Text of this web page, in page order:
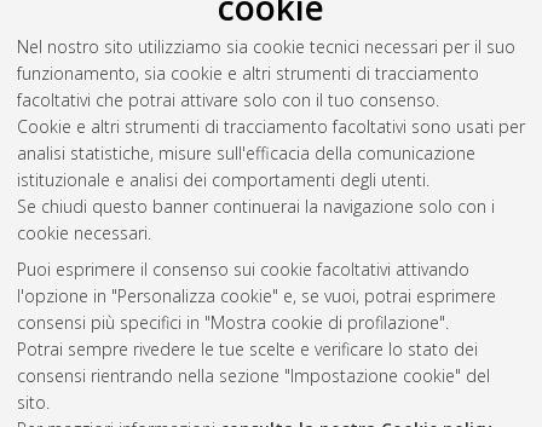
Nel nostro sito utilizziamo sia cookie tecnici necessari per il suo
funzionamento, sia cookie e altri strumenti di tracciamento
facoltativi che potrai attivare solo con il tuo consenso.
Cookie e altri strumenti di tracciamento facoltativi sono usati per
analisi statistiche, misure sull'efficacia della comunicazione
istituzionale e analisi dei comportamenti degli utenti.
Se chiudi questo banner continuerai la navigazione solo con i
cookie necessari.
Puoi esprimere il consenso sui cookie facoltativi attivando
l'opzione in "Personalizza cookie" e, se vuoi, potrai esprimere
consensi più specifici in "Mostra cookie di profilazione".
Potrai sempre rivedere le tue scelte e verificare lo stato dei
consensi rientrando nella sezione "Impostazione cookie" del
sito.
Mater Studiorum Università di Bologna. Dottorato di ricerca in
Diritto costituzionale, 20 Ciclo. DOI
10.6092/unibo/amsdottorato/748.
Questa lista e' stata generata ilSat Aug 8 20:48:19 2026
Atom
Rss 1.0
Rss 2.0